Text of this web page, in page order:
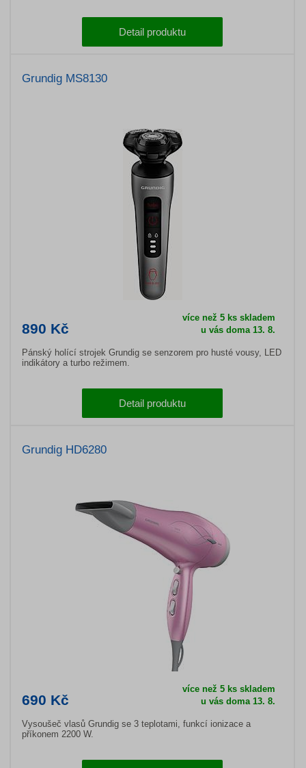
Detail produktu
Grundig MS8130
890 Kč
více než 5 ks skladem
u vás doma 13. 8.
Pánský holící strojek Grundig se senzorem pro husté vousy, LED
indikátory a turbo režimem.
Detail produktu
Grundig HD6280
690 Kč
více než 5 ks skladem
u vás doma 13. 8.
Vysoušeč vlasů Grundig se 3 teplotami, funkcí ionizace a
příkonem 2200 W.